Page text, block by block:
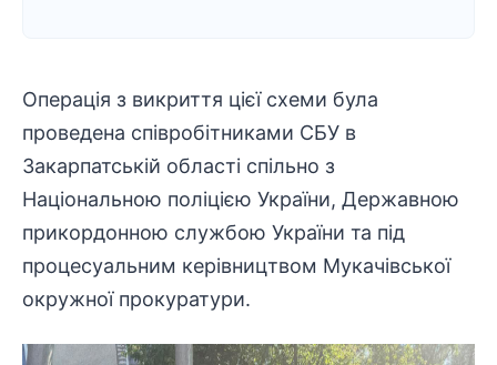
Операція з викриття цієї схеми була
проведена співробітниками СБУ в
Закарпатській області спільно з
Національною поліцією України, Державною
прикордонною службою України та під
процесуальним керівництвом Мукачівської
окружної прокуратури.